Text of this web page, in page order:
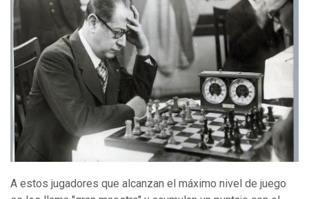
A estos jugadores que alcanzan el máximo nivel de juego